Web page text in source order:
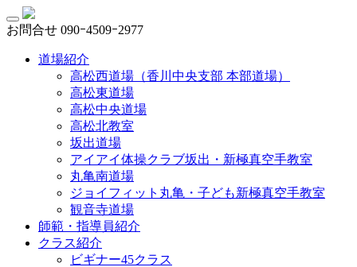
お問合せ 090ｰ4509ｰ2977
道場紹介
高松西道場（香川中央支部 本部道場）
高松東道場
高松中央道場
高松北教室
坂出道場
アイアイ体操クラブ坂出・新極真空手教室
丸亀南道場
ジョイフィット丸亀・子ども新極真空手教室
観音寺道場
師範・指導員紹介
クラス紹介
ビギナー45クラス